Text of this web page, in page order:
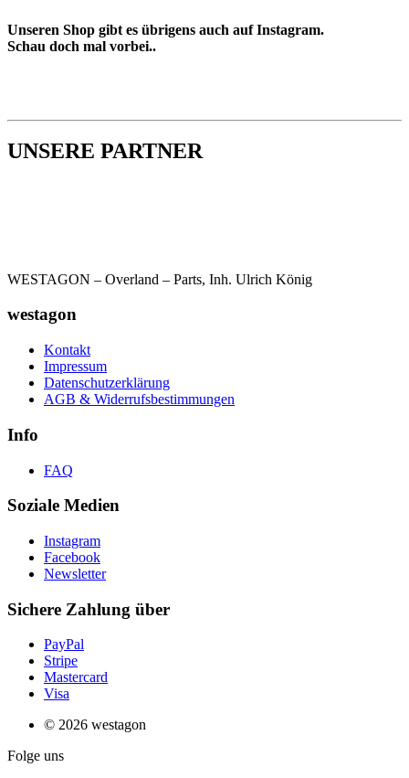
Unseren Shop gibt es übrigens auch auf Instagram.
Schau doch mal vorbei..
UNSERE PARTNER
WESTAGON – Overland – Parts, Inh. Ulrich König
westagon
Kontakt
Impressum
Datenschutzerklärung
AGB & Widerrufsbestimmungen
Info
FAQ
Soziale Medien
Instagram
Facebook
Newsletter
Sichere Zahlung über
PayPal
Stripe
Mastercard
Visa
© 2026 westagon
Folge uns